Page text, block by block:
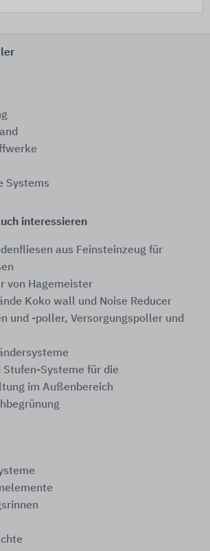
Systems
interessieren
aus Feinsteinzeug für
von Hagemeister
Koko wall und Noise Reducer
und -poller, Versorgungspoller und
Stufen-Systeme für die
im Außenbereich